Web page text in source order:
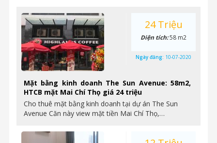
Mặt bằng kinh doanh The Sun Avenue: 58m2,
HTCB mặt Mai Chí Thọ giá 24 triệu
Cho thuê mặt bằng kinh doanh tại dự án The Sun
Avenue Căn này view mặt tiền Mai Chí Thọ,…
24 Triệu
Diện tích:58 m2
Ngày đăng: 10-07-2020